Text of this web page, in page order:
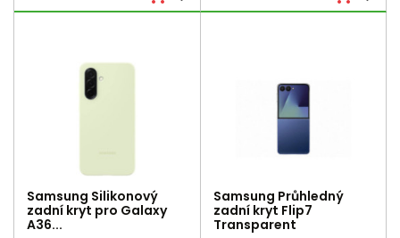
Samsung Silikonový
zadní kryt pro Galaxy
A36...
Samsung Průhledný
zadní kryt Flip7
Transparent